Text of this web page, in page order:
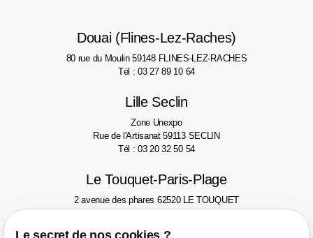
Douai (Flines-Lez-Raches)
80 rue du Moulin59148 FLINES-LEZ-RACHES
Tél : 03 27 89 10 64
Lille Seclin
Zone Unexpo
Rue de l'Artisanat59113 SECLIN
Tél : 03 20 32 50 54
Le Touquet-Paris-Plage
2 avenue des phares 62520 LE TOUQUET